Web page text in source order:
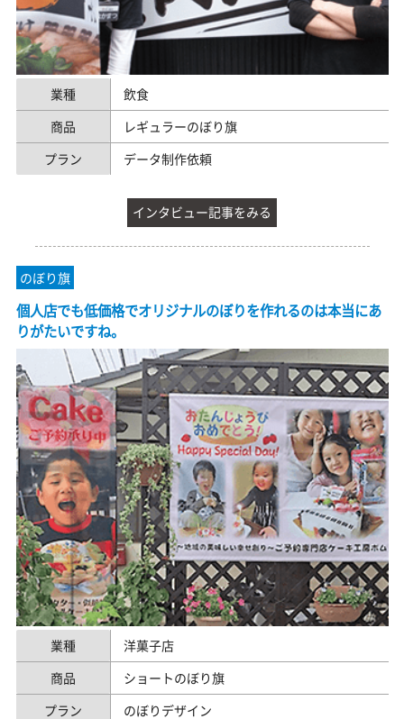
業種
飲食
商品
レギュラーのぼり旗
プラン
データ制作依頼
インタビュー記事をみる
のぼり旗
個人店でも低価格でオリジナルのぼりを作れるのは本当にあ
りがたいですね。
業種
洋菓子店
商品
ショートのぼり旗
プラン
のぼりデザイン